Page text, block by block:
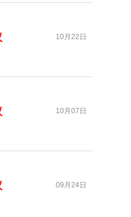
10月22日
10月07日
09月24日